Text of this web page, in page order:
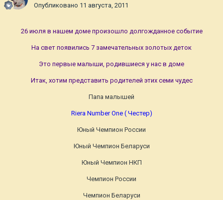
Опубликовано 11 августа, 2011
26 июля в нашем доме произошло долгожданное событие
На свет появились 7 замечательных золотых деток
Это первые малыши, родившиеся у нас в доме
Итак, хотим представить родителей этих семи чудес
Папа малышей
Riera Number One ( Честер)
Юный Чемпион России
Юный Чемпион Беларуси
Юный Чемпион НКП
Чемпион России
Чемпион Беларуси